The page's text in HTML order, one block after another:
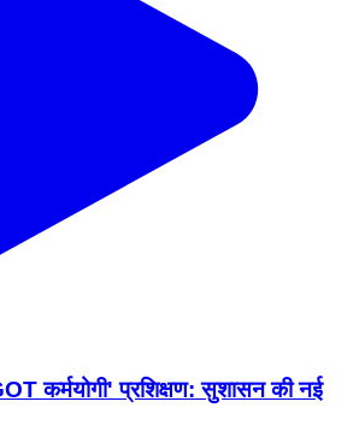
कर्मयोगी' प्रशिक्षण: सुशासन की नई